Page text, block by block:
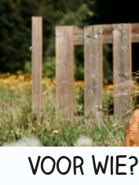
Voor wie?